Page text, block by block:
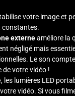
votre image et
constantes.
externeaméliore la
négligé mais
Le son
de votre vidéo !
, les lumières LED
vidéo. Si vous